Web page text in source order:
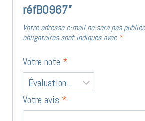
réfBO967”
Votre adresse e-mail ne sera pas
obligatoires sont indiqués avec *
Votre note *
Votre avis *